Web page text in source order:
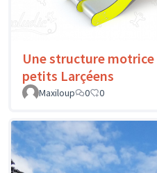
Une structure motrice
petits Larçéens
Maxiloup
0 0